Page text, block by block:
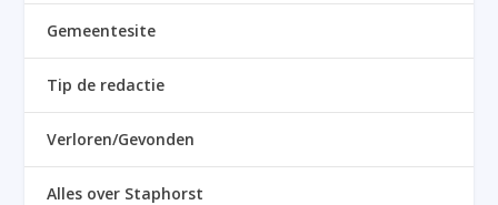
Gemeentesite
Tip de redactie
Verloren/Gevonden
Alles over Staphorst